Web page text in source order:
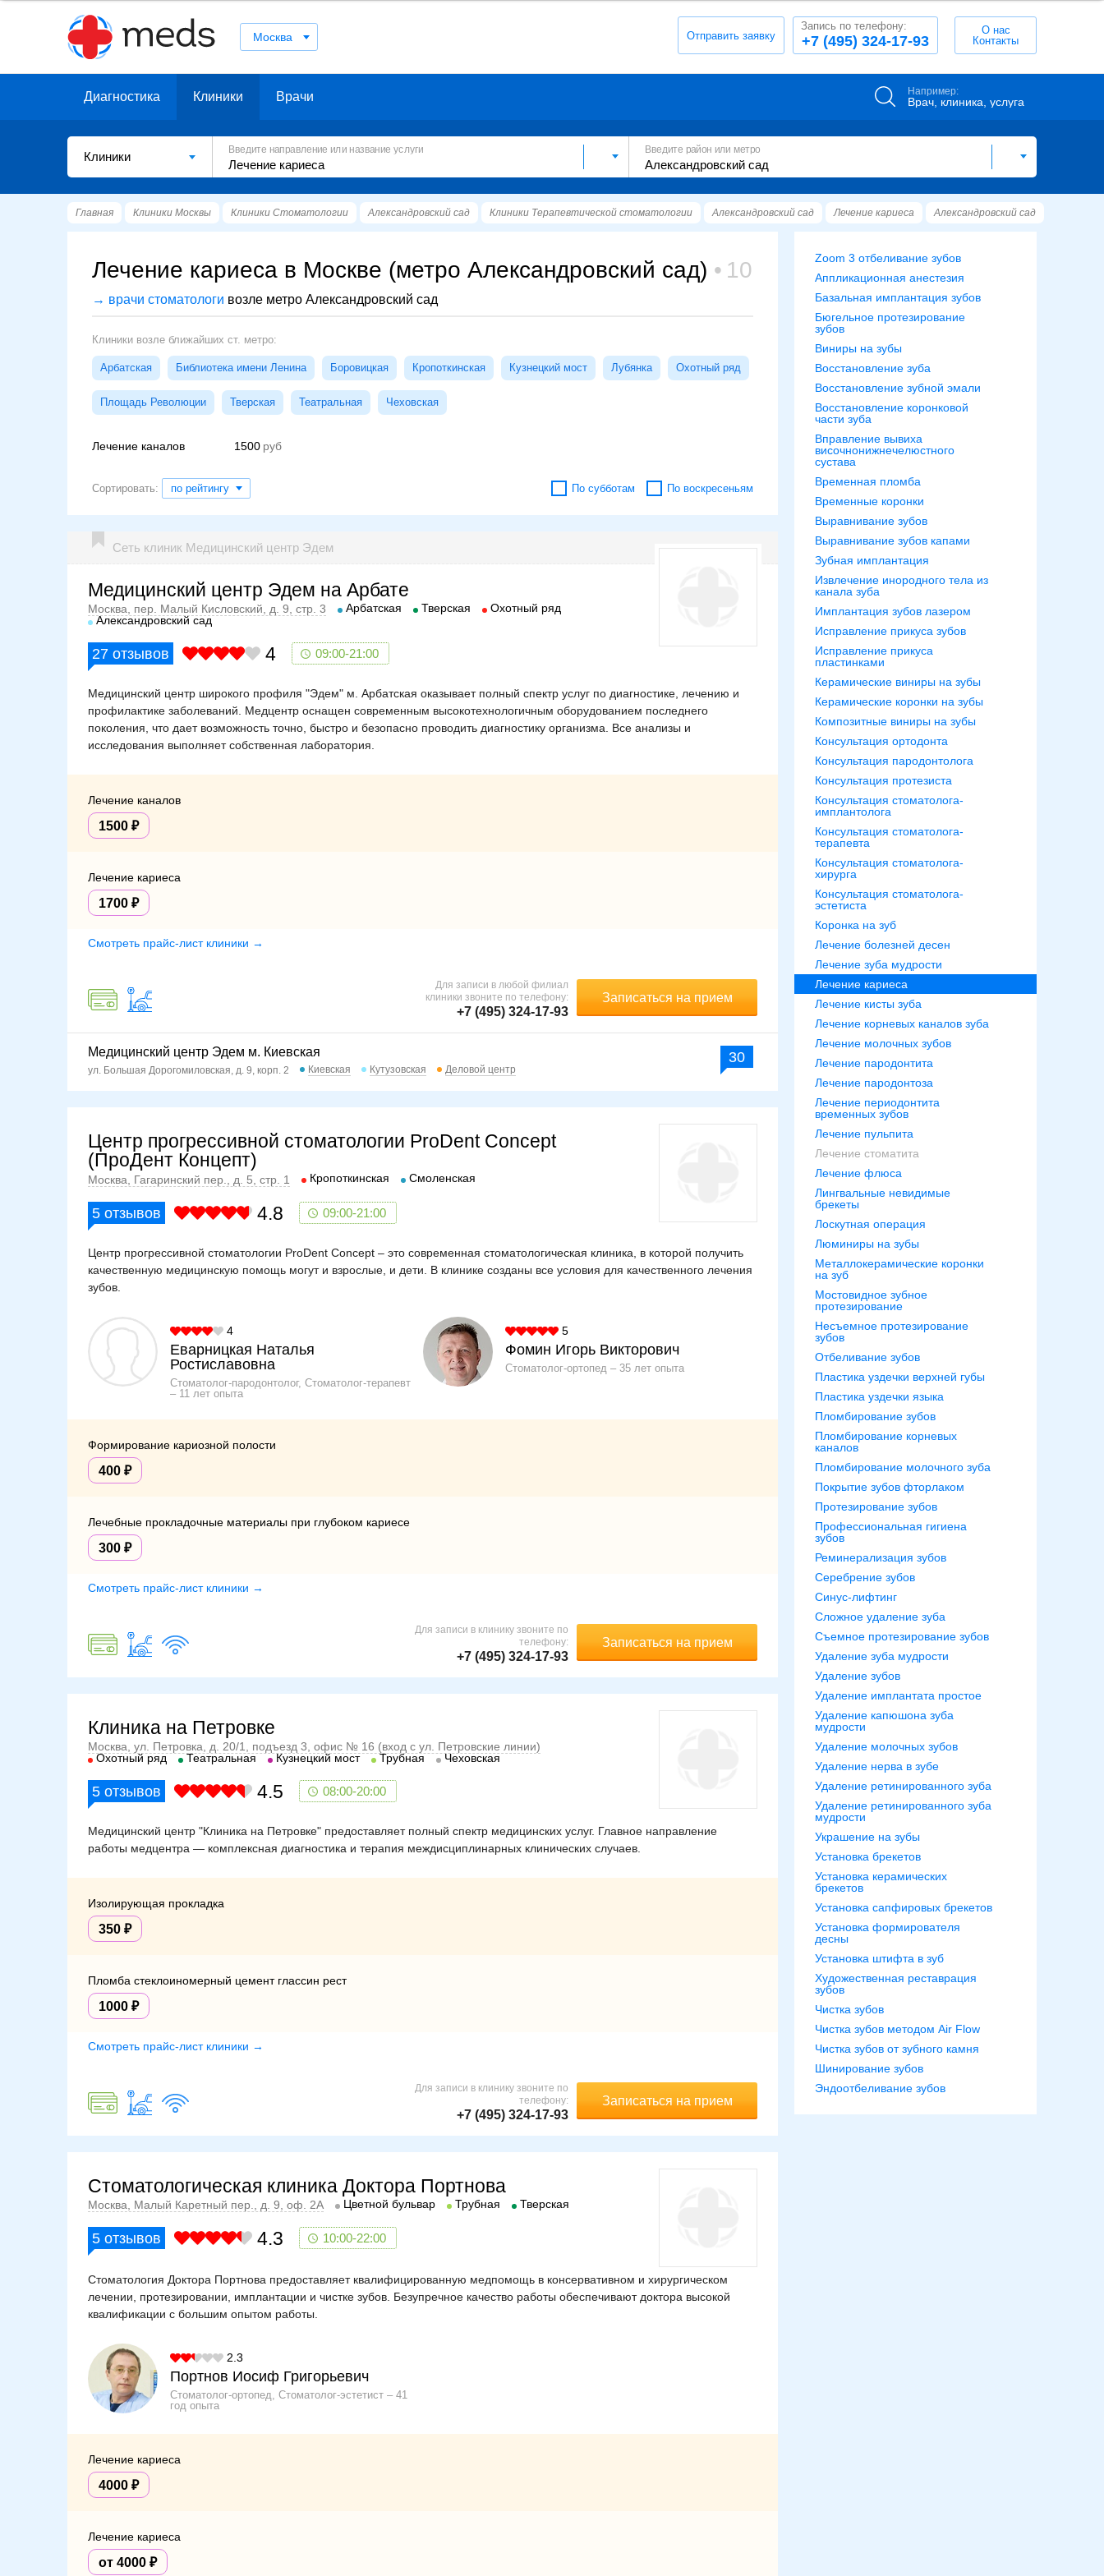
Москва Отправить заявку +7 (495) 324-17-93
Запись по телефону:
О нас
Контакты
Диагностика Клиники Врачи Например:
Врач, клиника, услуга
Клиники
Введите направление или название услуги Введите район или метро
Главная Клиники Москвы Клиники Стоматологии Александровский сад Клиники Терапевтической стоматологии Александровский сад Лечение кариеса Александровский сад
Лечение кариеса в Москве (метро Александровский сад) 10
→ врачи стоматологи возле метро Александровский сад
Клиники возле ближайших ст. метро:
Арбатская Библиотека имени Ленина Боровицкая Кропоткинская Кузнецкий мост Лубянка Охотный ряд
Площадь Революции Тверская Театральная Чеховская
Лечение каналов 1500
Сортировать: по рейтингу По субботам По воскресеньям
Сеть клиник Медицинский центр Эдем
Медицинский центр Эдем на Арбате
Москва, пер. Малый Кисловский, д. 9, стр. 3 Арбатская Тверская
Охотный ряд
Александровский сад
27 отзывов 4 09:00-21:00
Медицинский центр широкого профиля "Эдем" м. Арбатская оказывает полный спектр услуг по диагностике, лечению и
профилактике заболеваний. Медцентр оснащен современным высокотехнологичным оборудованием последнего
поколения, что дает возможность точно, быстро и безопасно проводить диагностику организма. Все анализы и
исследования выполняет собственная лаборатория.
Лечение каналов
1500
Лечение кариеса
1700
Смотреть прайс-лист клиники →
Записаться на прием
Для записи в любой филиал
клиники звоните по телефону:
+7 (495) 324-17-93
Медицинский центр Эдем м. Киевская 30
ул. Большая Дорогомиловская, д. 9, корп. 2 Киевская Кутузовская Деловой центр
Центр прогрессивной стоматологии ProDent Concept
(ПроДент Концепт)
Москва, Гагаринский пер., д. 5, стр. 1 Кропоткинская Смоленская
5 отзывов 4.8 09:00-21:00
Центр прогрессивной стоматологии ProDent Concept – это современная стоматологическая клиника, в которой получить
качественную медицинскую помощь могут и взрослые, и дети. В клинике созданы все условия для качественного лечения
зубов.
4
Еварницкая Наталья
Ростиславовна
Стоматолог-пародонтолог, Стоматолог-терапевт
11 лет опыта
5
Фомин Игорь Викторович
Стоматолог-ортопед 35 лет опыта
Формирование кариозной полости
400
Лечебные прокладочные материалы при глубоком кариесе
300
Смотреть прайс-лист клиники →
Записаться на прием
Для записи в клинику звоните по
телефону:
+7 (495) 324-17-93
Клиника на Петровке
Москва, ул. Петровка, д. 20/1, подъезд 3, офис № 16 (вход с ул. Петровские линии)
Охотный ряд
Театральная Кузнецкий мост Трубная Чеховская
5 отзывов 4.5 08:00-20:00
Медицинский центр "Клиника на Петровке" предоставляет полный спектр медицинских услуг. Главное направление
работы медцентра — комплексная диагностика и терапия междисциплинарных клинических случаев.
Изолирующая прокладка
350
Пломба стеклоиномерный цемент глассин рест
1000
Смотреть прайс-лист клиники →
Записаться на прием
Для записи в клинику звоните по
телефону:
+7 (495) 324-17-93
Стоматологическая клиника Доктора Портнова
Москва, Малый Каретный пер., д. 9, оф. 2А Цветной бульвар Трубная Тверская
5 отзывов 4.3 10:00-22:00
Стоматология Доктора Портнова предоставляет квалифицированную медпомощь в консервативном и хирургическом
лечении, протезировании, имплантации и чистке зубов. Безупречное качество работы обеспечивают доктора высокой
квалификации с большим опытом работы.
2.3
Портнов Иосиф Григорьевич
Стоматолог-ортопед, Стоматолог-эстетист
41
год опыта
Лечение кариеса
4000
Лечение кариеса
от 4000
Zoom 3 отбеливание зубов
Аппликационная анестезия
Базальная имплантация зубов
Бюгельное протезирование
зубов
Виниры на зубы
Восстановление зуба
Восстановление зубной эмали
Восстановление коронковой
части зуба
Вправление вывиха
височнонижнечелюстного
сустава
Временная пломба
Временные коронки
Выравнивание зубов
Выравнивание зубов капами
Зубная имплантация
Извлечение инородного тела из
канала зуба
Имплантация зубов лазером
Исправление прикуса зубов
Исправление прикуса
пластинками
Керамические виниры на зубы
Керамические коронки на зубы
Композитные виниры на зубы
Консультация ортодонта
Консультация пародонтолога
Консультация протезиста
Консультация стоматолога-
имплантолога
Консультация стоматолога-
терапевта
Консультация стоматолога-
хирурга
Консультация стоматолога-
эстетиста
Коронка на зуб
Лечение болезней десен
Лечение зуба мудрости
Лечение кариеса
Лечение кисты зуба
Лечение корневых каналов зуба
Лечение молочных зубов
Лечение пародонтита
Лечение пародонтоза
Лечение периодонтита
временных зубов
Лечение пульпита
Лечение стоматита
Лечение флюса
Лингвальные невидимые
брекеты
Лоскутная операция
Люминиры на зубы
Металлокерамические коронки
на зуб
Мостовидное зубное
протезирование
Несъемное протезирование
зубов
Отбеливание зубов
Пластика уздечки верхней губы
Пластика уздечки языка
Пломбирование зубов
Пломбирование корневых
каналов
Пломбирование молочного зуба
Покрытие зубов фторлаком
Протезирование зубов
Профессиональная гигиена
зубов
Реминерализация зубов
Серебрение зубов
Синус-лифтинг
Сложное удаление зуба
Съемное протезирование зубов
Удаление зуба мудрости
Удаление зубов
Удаление имплантата простое
Удаление капюшона зуба
мудрости
Удаление молочных зубов
Удаление нерва в зубе
Удаление ретинированного зуба
Удаление ретинированного зуба
мудрости
Украшение на зубы
Установка брекетов
Установка керамических
брекетов
Установка сапфировых брекетов
Установка формирователя
десны
Установка штифта в зуб
Художественная реставрация
зубов
Чистка зубов
Чистка зубов методом Air Flow
Чистка зубов от зубного камня
Шинирование зубов
Эндоотбеливание зубов